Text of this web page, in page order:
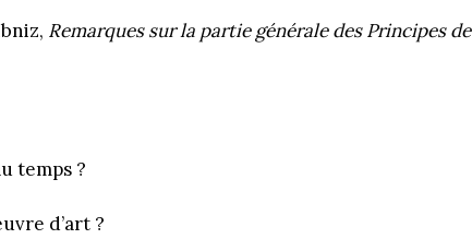
Remarques sur la partie générale des Principes de
temps ?
d’art ?